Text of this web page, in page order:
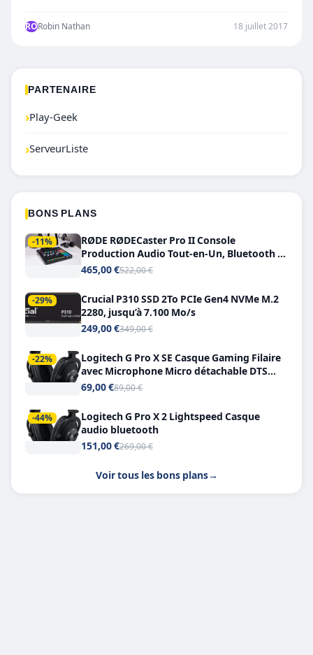
RORobin Nathan 18 juillet 2017
PARTENAIRE
›Play-Geek
›ServeurListe
BONS PLANS
-11%
RØDE RØDECaster Pro II Console
Production Audio Tout-en-Un, Bluetooth et
Double USB-C
465,00 €522,00 €
-29%
Crucial P310 SSD 2To PCIe Gen4 NVMe M.2
2280, jusqu’à 7.100 Mo/s
249,00 €349,00 €
-22%
Logitech G Pro X SE Casque Gaming Filaire
avec Microphone Micro détachable DTS
Headphone X 7.1
69,00 €89,00 €
-44%
Logitech G Pro X 2 Lightspeed Casque
audio bluetooth
151,00 €269,00 €
Voir tous les bons plans→